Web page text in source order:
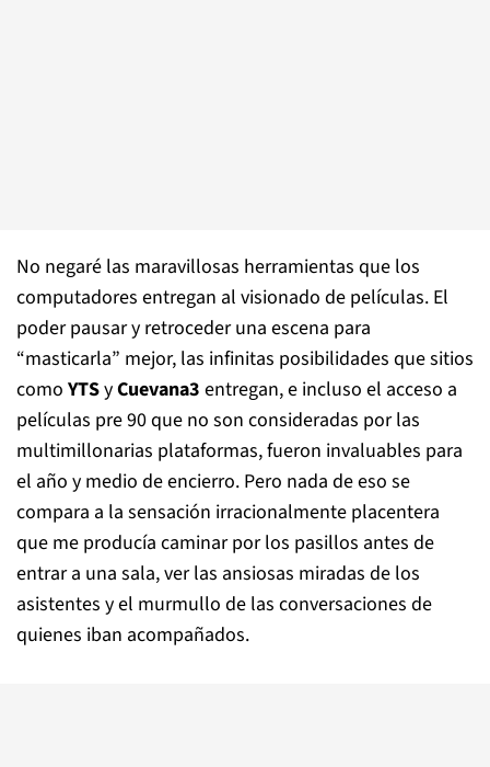
No negaré las maravillosas herramientas que los
computadores entregan al visionado de películas. El
poder pausar y retroceder una escena para
“masticarla” mejor, las infinitas posibilidades que sitios
como YTSyCuevana3 entregan, e incluso el acceso a
películas pre 90 que no son consideradas por las
multimillonarias plataformas, fueron invaluables para
el año y medio de encierro. Pero nada de eso se
compara a la sensación irracionalmente placentera
que me producía caminar por los pasillos antes de
entrar a una sala, ver las ansiosas miradas de los
asistentes y el murmullo de las conversaciones de
quienes iban acompañados.